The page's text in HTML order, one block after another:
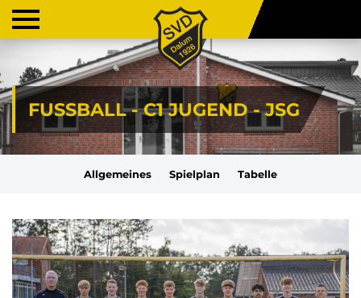
FUSSBALL - C1 JUGEND - JSG
Allgemeines Spielplan Tabelle